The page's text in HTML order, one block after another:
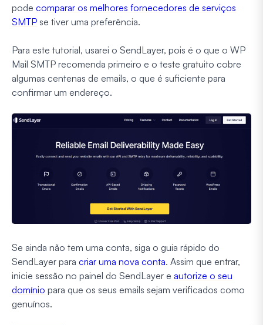
pode comparar os melhores fornecedores de serviços
SMTP se tiver uma preferência.
Para este tutorial, usarei o SendLayer, pois é o que o WP
Mail SMTP recomenda primeiro e o teste gratuito cobre
algumas centenas de emails, o que é suficiente para
confirmar um endereço.
Se ainda não tem uma conta, siga o guia rápido do
SendLayer para criar uma nova conta. Assim que entrar,
inicie sessão no painel do SendLayer e autorize o seu
domínio para que os seus emails sejam verificados como
genuínos.